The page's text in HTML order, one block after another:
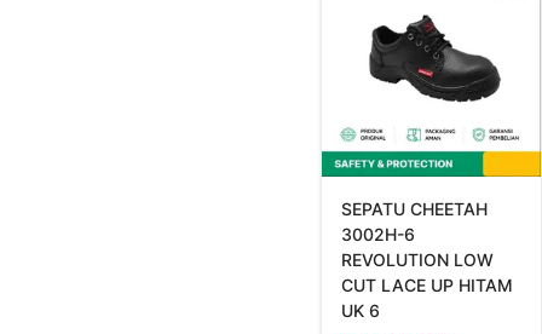
SEPATU CHEETAH
3002H-6
REVOLUTION LOW
CUT LACE UP HITAM
UK 6